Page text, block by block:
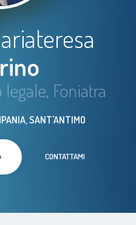
Foniatra
SANT'ANTIMO
CONTATTAMI